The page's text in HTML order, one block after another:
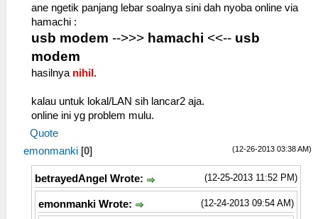
ane ngetik panjang lebar soalnya sini dah nyoba online via
hamachi :
usb modem -->>> hamachi <<-- usb
modem
hasilnya nihil .
kalau untuk lokal/LAN sih lancar2 aja.
online ini yg problem mulu.
Quote
(12-26-2013 03:38 AM)
emonmanki [0]
(12-25-2013 11:52 PM)
betrayedAngel Wrote:
(12-24-2013 09:54 AM)
emonmanki Wrote: